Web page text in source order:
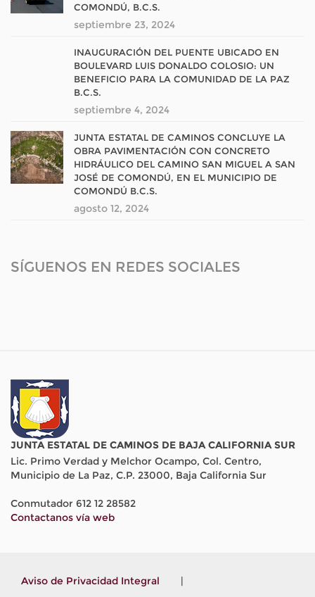
COMONDÚ, B.C.S.
septiembre 23, 2024
INAUGURACIÓN DEL PUENTE UBICADO EN
BOULEVARD LUIS DONALDO COLOSIO: UN
BENEFICIO PARA LA COMUNIDAD DE LA PAZ
B.C.S.
septiembre 4, 2024
JUNTA ESTATAL DE CAMINOS CONCLUYE LA
OBRA PAVIMENTACIÓN CON CONCRETO
HIDRÁULICO DEL CAMINO SAN MIGUEL A SAN
JOSÉ DE COMONDÚ, EN EL MUNICIPIO DE
COMONDÚ B.C.S.
agosto 12, 2024
SÍGUENOS EN REDES SOCIALES
JUNTA ESTATAL DE CAMINOS DE BAJA CALIFORNIA SUR
Lic. Primo Verdad y Melchor Ocampo, Col. Centro,
Municipio de La Paz, C.P. 23000, Baja California Sur
Conmutador 612 12 28582
Contactanos vía web
Aviso de Privacidad Integral |